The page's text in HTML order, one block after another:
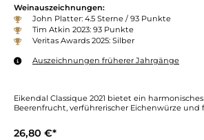
Weinauszeichnungen:
John Platter: 4.5 Sterne / 93 Punkte
Tim Atkin 2023: 93 Punkte
Veritas Awards 2025: Silber
Auszeichnungen früherer Jahrgänge
Eikendal Classique 2021 bietet ein
Beerenfrucht, verführerischer Eichenwürze und
26,80 €*